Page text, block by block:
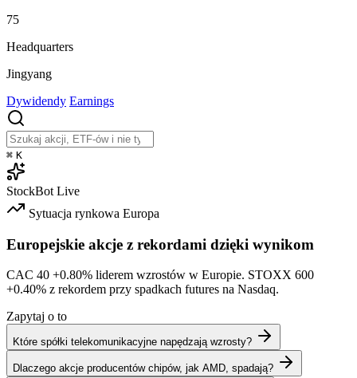
75
Headquarters
Jingyang
Dywidendy Earnings
⌘ K
StockBot Live
Sytuacja rynkowa Europa
Europejskie akcje z rekordami dzięki wynikom
CAC 40 +0.80% liderem wzrostów w Europie. STOXX 600
+0.40% z rekordem przy spadkach futures na Nasdaq.
Zapytaj o to
Które spółki telekomunikacyjne napędzają wzrosty?
Dlaczego akcje producentów chipów, jak AMD, spadają?